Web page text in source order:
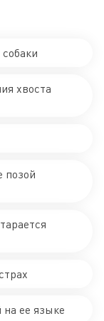
хвоста
позой
на ее языке